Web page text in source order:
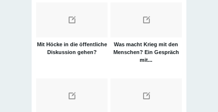
Mit Höcke in die öffentliche
Diskussion gehen?
Was macht Krieg mit den
Menschen? Ein Gespräch
mit...